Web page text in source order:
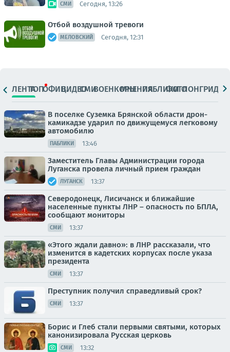
СМИ Сегодня, 13:26
Отбой воздушной тревоги
МЕЛОВСКИЙ Сегодня, 12:31
ЛЕНТАТОПОФИЦ.ВИДЕОСМИВОЕНКОРЫМНЕНИЯПАБЛИКИ
ФОТОЛОНГРИДЫ
В поселке Суземка Брянской области дрон-
камикадзе ударил по движущемуся легковому
автомобилю
ПАБЛИКИ 13:46
Заместитель Главы Администрации города
Луганска провела личный прием граждан
ЛУГАНСК 13:37
Северодонецк, Лисичанск и ближайшие
населенные пункты ЛНР – опасность по БПЛА,
сообщают мониторы
СМИ 13:37
«Этого ждали давно»: в ЛНР рассказали, что
изменится в кадетских корпусах после указа
президента
СМИ 13:37
Преступник получил справедливый срок?
СМИ 13:37
Борис и Глеб стали первыми святыми, которых
канонизировала Русская церковь
СМИ 13:32